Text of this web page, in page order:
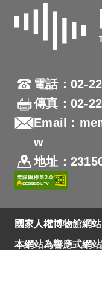
電話：02-
傳真：02-
Email：
w
地址：
國家人權博物館網站
本網站為響應式網